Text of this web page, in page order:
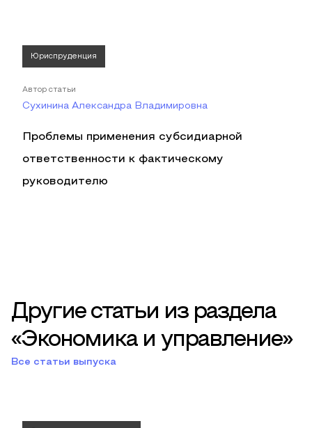
Юриспруденция
Автор статьи
Сухинина Александра Владимировна
Проблемы применения субсидиарной
ответственности к фактическому
руководителю
Другие статьи из раздела
«Экономика и управление»
Все статьи выпуска